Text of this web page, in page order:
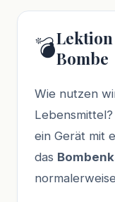
💣Bombe
Wie nutzen
ein Gerät mit
das